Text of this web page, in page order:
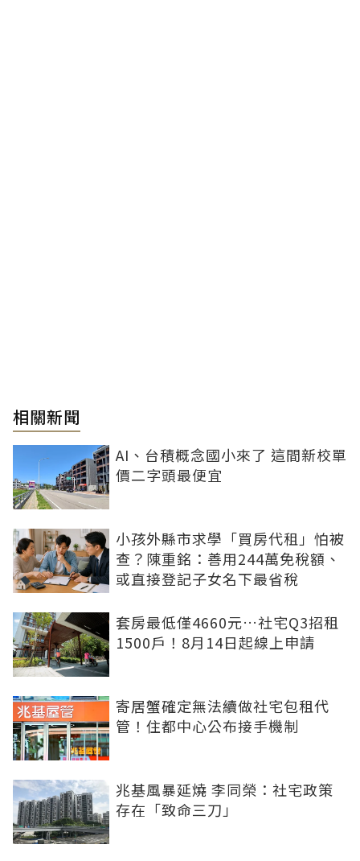
相關新聞
AI、台積概念國小來了 這間新校單
價二字頭最便宜
小孩外縣市求學「買房代租」怕被
查？陳重銘：善用244萬免稅額、
或直接登記子女名下最省稅
套房最低僅4660元…社宅Q3招租
1500戶！8月14日起線上申請
寄居蟹確定無法續做社宅包租代
管！住都中心公布接手機制
兆基風暴延燒 李同榮：社宅政策
存在「致命三刀」